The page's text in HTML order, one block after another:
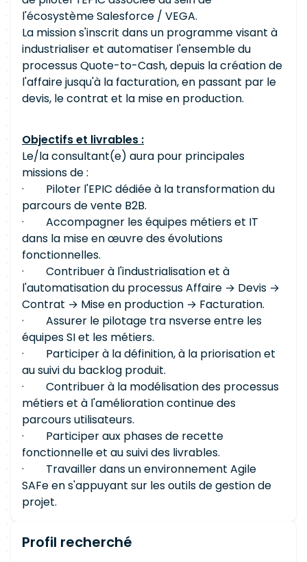
l'écosystème Salesforce / VEGA.
La mission s'inscrit dans un programme visant à
industrialiser et automatiser l'ensemble du
processus Quote-to-Cash, depuis la création de
l'affaire jusqu'à la facturation, en passant par le
devis, le contrat et la mise en production.
Objectifs et livrables :
Le/la consultant(e) aura pour principales
missions de :
· Piloter l'EPIC dédiée à la transformation du
parcours de vente B2B.
· Accompagner les équipes métiers et IT
dans la mise en œuvre des évolutions
fonctionnelles.
· Contribuer à l'industrialisation et à
l'automatisation du processus Affaire → Devis →
Contrat → Mise en production → Facturation.
· Assurer le pilotage tra nsverse entre les
équipes SI et les métiers.
· Participer à la définition, à la priorisation et
au suivi du backlog produit.
· Contribuer à la modélisation des processus
métiers et à l'amélioration continue des
parcours utilisateurs.
· Participer aux phases de recette
fonctionnelle et au suivi des livrables.
· Travailler dans un environnement Agile
SAFe en s'appuyant sur les outils de gestion de
projet.
Profil recherché